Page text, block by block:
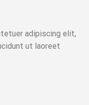
adipiscing elit,
ut laoreet